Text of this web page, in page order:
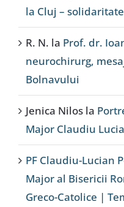
la Cluj –
R. N. la Prof. dr.
neurochirurg,
Bolnavului
Jenica Nilos la
Major Claudiu
PF Claudiu-Lucian
Major al Bisericii
Greco-Catolice |